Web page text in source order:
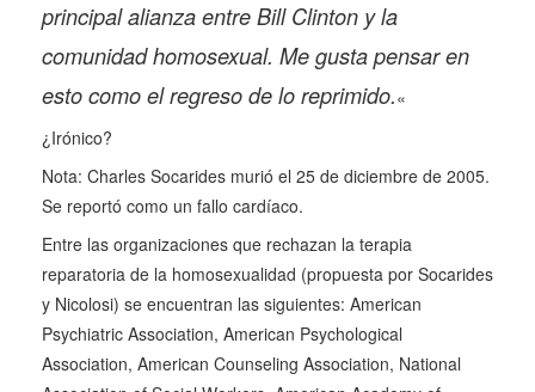
principal alianza entre Bill Clinton y la
comunidad homosexual. Me gusta pensar en
esto como el regreso de lo reprimido.«
¿Irónico?
Nota: Charles Socarides murió el 25 de diciembre de 2005.
Se reportó como un fallo cardíaco.
Entre las organizaciones que rechazan la terapia
reparatoria de la homosexualidad (propuesta por Socarides
y Nicolosi) se encuentran las siguientes: American
Psychiatric Association, American Psychological
Association, American Counseling Association, National